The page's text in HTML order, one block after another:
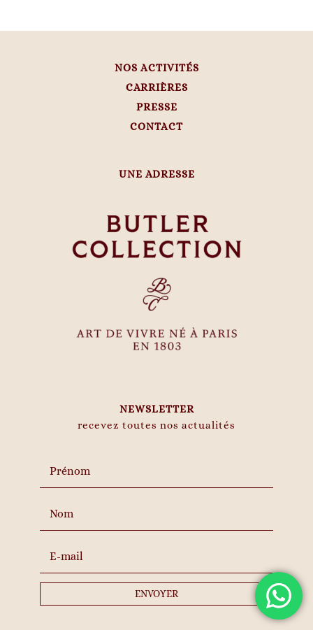
NOS ACTIVITÉS
CARRIÈRES
PRESSE
CONTACT
UNE ADRESSE
NEWSLETTER
recevez toutes nos actualités
ENVOYER